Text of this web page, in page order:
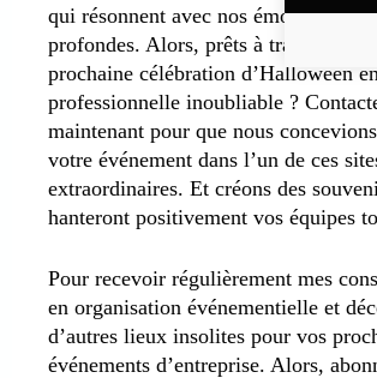
qui résonnent avec nos émotions les
profondes. Alors, prêts à transformer
prochaine célébration d’Halloween
professionnelle inoubliable ?
maintenant pour que nous
votre événement dans l’un de ces
extraordinaires. Et créons des
hanteront positivement vos équipes
Pour recevoir régulièrement mes
en organisation événementielle et
d’autres lieux insolites pour vos
événements d’entreprise. Alors,